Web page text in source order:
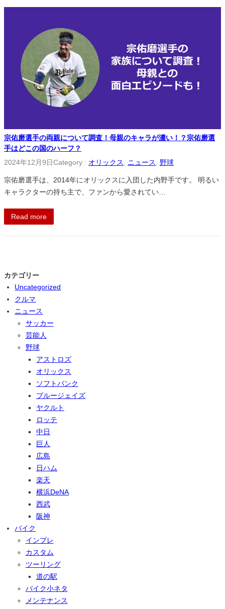
宗佑磨選手の両親について調査！母親のキャラが濃い！？宗佑磨選
手はどこの国のハーフ？
2024年12月9日Category : オリックス ニュース 野球
宗佑磨選手は、2014年にオリックスに入団した内野手です。 明るい
キャラクターの持ち主で、ファンから愛されてい…
Read more
カテゴリー
Uncategorized
クルマ
ニュース
サッカー
芸能人
野球
アストロズ
オリックス
ソフトバンク
ブルージェイズ
ヤクルト
ロッテ
中日
巨人
広島
日ハム
楽天
横浜DeNA
西武
阪神
バイク
インプレ
カスタム
ツーリング
道の駅
バイク小ネタ
メンテナンス